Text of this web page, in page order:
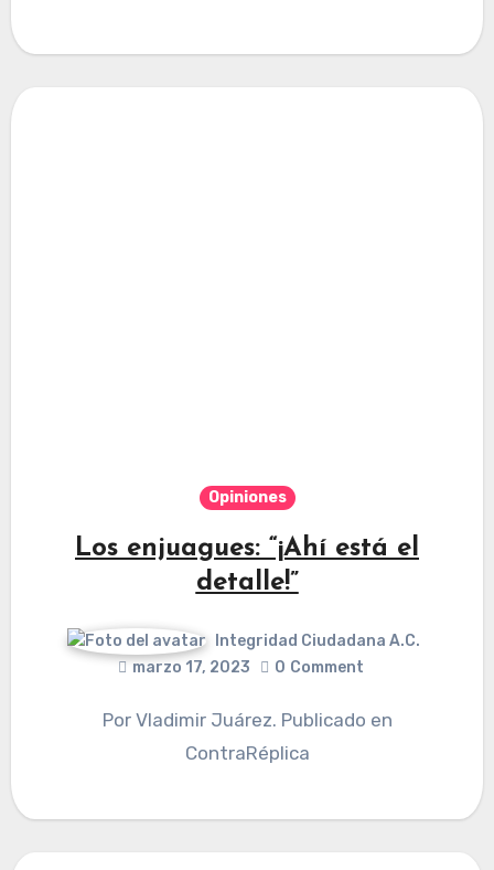
Opiniones
Los enjuagues: “¡Ahí está el
detalle!”
Integridad Ciudadana A.C.
marzo 17, 2023
0 Comment
Por Vladimir Juárez. Publicado en
ContraRéplica